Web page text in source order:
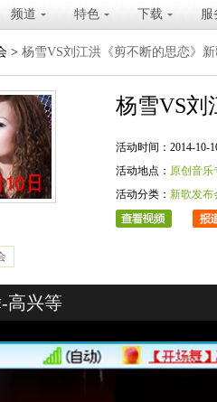
频道 特色 下载 服
> 杨雪VS刘江洪《剪不断的思恋》
杨雪VS刘
活动时间：2014-10-
活动地点： 原创音乐
活动分类： 新歌发布
-高兴等